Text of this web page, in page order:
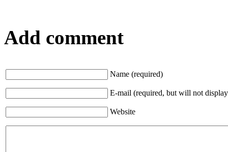
Add comment
Name (required)
E-mail (required, but will not
Website